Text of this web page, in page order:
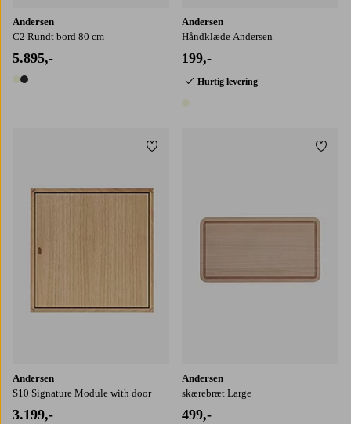
Andersen
C2 Rundt bord 80 cm
5.895,-
2 farver
Andersen
Håndklæde Andersen
199,-
Hurtig levering
Andersen
S10 Signature Module with door
3.199,-
Tilføj til favoritter
Andersen
skærebræt Large
499,-